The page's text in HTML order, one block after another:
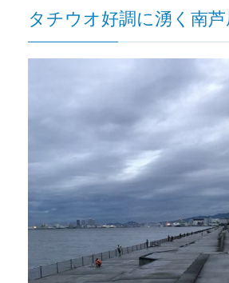
タチウオ好調に湧く南